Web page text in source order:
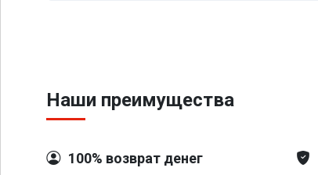
Наши преимущества
100% возврат денег